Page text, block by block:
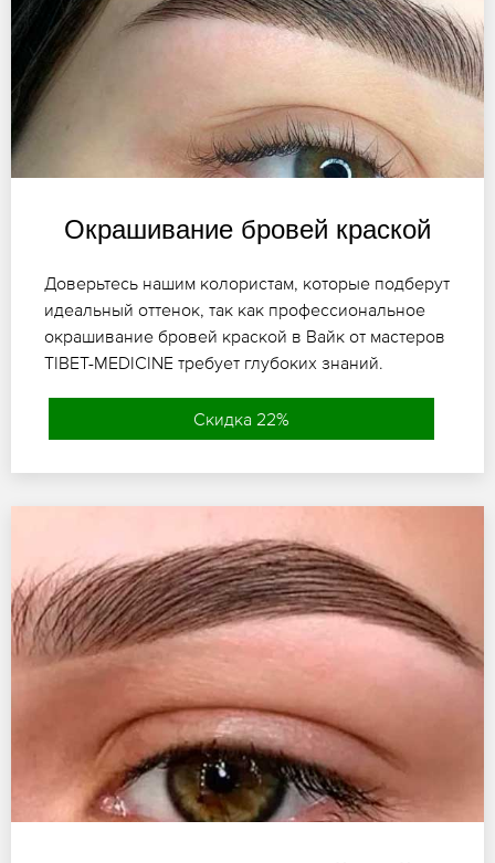
Окрашивание бровей краской
Доверьтесь нашим колористам, которые подберут
идеальный оттенок, так как профессиональное
окрашивание бровей краской в Вайк от мастеров
TIBET-MEDICINE требует глубоких знаний.
Скидка 22%